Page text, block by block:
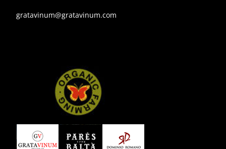
gratavinum@gratavinum.com